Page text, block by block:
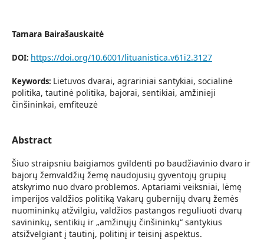
Tamara Bairašauskaitė
DOI: https://doi.org/10.6001/lituanistica.v61i2.3127
Keywords: Lietuvos dvarai, agrariniai santykiai, socialinė
politika, tautinė politika, bajorai, sentikiai, amžinieji
činšininkai, emfiteuzė
Abstract
Šiuo straipsniu baigiamos gvildenti po baudžiavinio dvaro ir
bajorų žemvaldžių žemę naudojusių gyventojų grupių
atskyrimo nuo dvaro problemos. Aptariami veiksniai, lėmę
imperijos valdžios politiką Vakarų gubernijų dvarų žemės
nuomininkų atžvilgiu, valdžios pastangos reguliuoti dvarų
savininkų, sentikių ir „amžinųjų činšininkų“ santykius
atsižvelgiant į tautinį, politinį ir teisinį aspektus.